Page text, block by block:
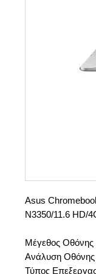
Asus
N3350/11.6 HD/
Μέγεθος
Ανάλυση
Τύπος